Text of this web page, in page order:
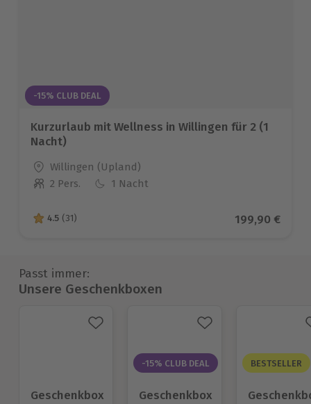
-15% CLUB DEAL
Kurzurlaub mit Wellness in Willingen für 2 (1
Nacht)
Standort
Willingen (Upland)
Anzahl der Teilnehmer
2 Pers. 1 Nacht
4.5 von 5 Sternen basierend auf 31 Bewertungen
4.5 (31) Aktueller
199,90 €
Passt immer:
Unsere Geschenkboxen
Geschenkbox
-15% CLUB DEAL
Geschenkbox
BESTSELLER